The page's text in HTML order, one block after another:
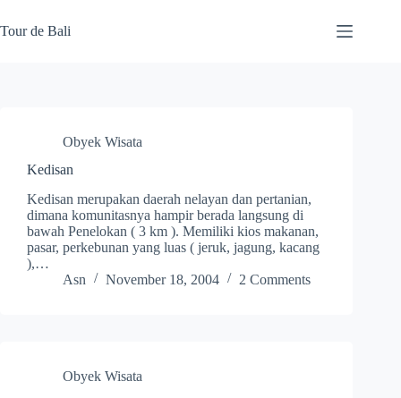
to
content
Tour de Bali
Obyek Wisata
Kedisan
Kedisan merupakan daerah nelayan dan pertanian,
dimana komunitasnya hampir berada langsung di
bawah Penelokan ( 3 km ). Memiliki kios makanan,
pasar, perkebunan yang luas ( jeruk, jagung, kacang
),…
Asn
November 18, 2004 2 Comments
Obyek Wisata